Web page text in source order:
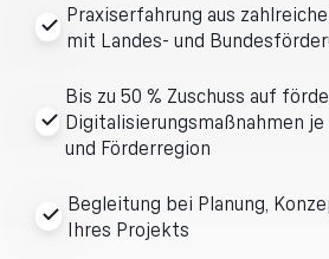
Praxiserfahrung aus
mit Landes- und
Bis zu 50 % Zuschuss auf
Digitalisierungsmaßnahmen je
und Förderregion
Begleitung bei Planung,
Ihres Projekts